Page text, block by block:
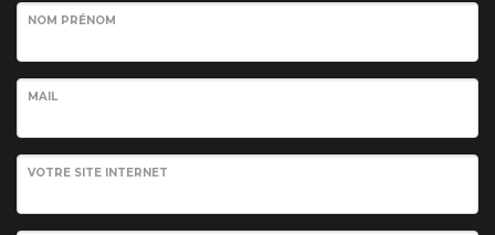
NOM PRÉNOM
MAIL
VOTRE SITE INTERNET